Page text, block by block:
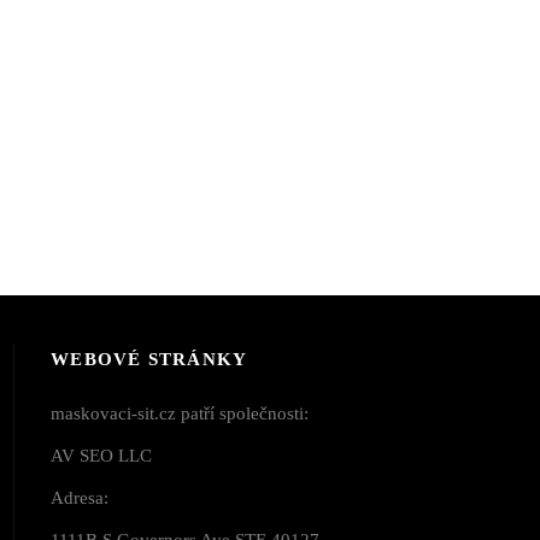
WEBOVÉ STRÁNKY
maskovaci-sit.cz patří společnosti:
AV SEO LLC
Adresa: